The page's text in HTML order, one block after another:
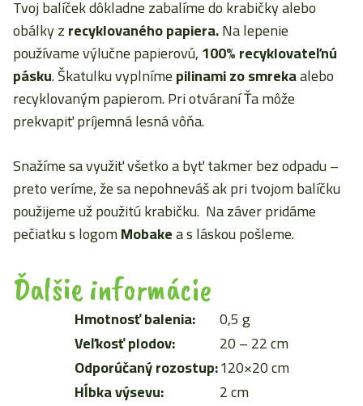
Tvoj balíček dôkladne zabalíme do krabičky alebo
obálky zrecyklovaného papiera.Na lepenie
používame výlučne papierovú,100% recyklovateľnú
pásku. Škatulku vyplnímepilinami zo smrekaalebo
recyklovaným papierom. Pri otváraní Ťa môže
prekvapiť príjemná lesná vôňa.
Snažíme sa využiť všetko a byť takmer bez odpadu –
preto veríme, že sa nepohneváš ak pri tvojom balíčku
použijeme už použitú krabičku. Na záver pridáme
pečiatku s logomMobakea s láskou pošleme.
Ďalšie informácie
Hmotnosť balenia:
0,5 g
Veľkosť plodov:
20 – 22 cm
Odporúčaný rozostup:120×20 cm
Hĺbka výsevu:
2 cm